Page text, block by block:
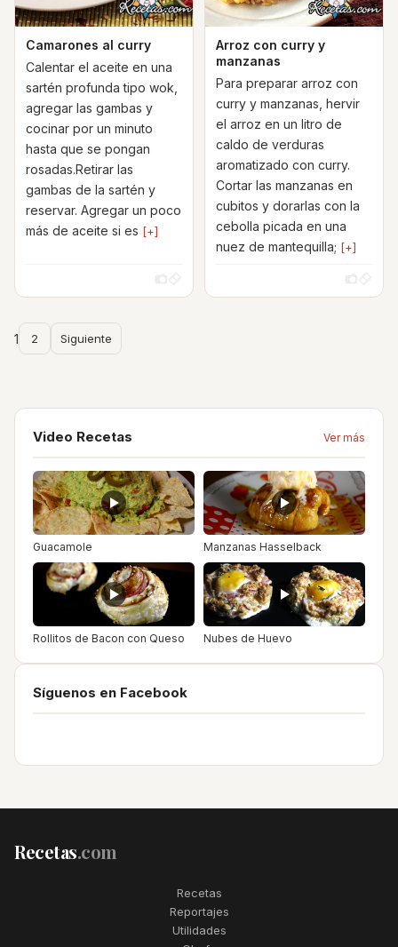
Camarones al curry
Calentar el aceite en una
sartén profunda tipo wok,
agregar las gambas y
cocinar por un minuto
hasta que se pongan
rosadas.Retirar las
gambas de la sartén y
reservar. Agregar un poco
más de aceite si es [+]
Arroz con curry y
manzanas
Para preparar arroz con
curry y manzanas, hervir
el arroz en un litro de
caldo de verduras
aromatizado con curry.
Cortar las manzanas en
cubitos y dorarlas con la
cebolla picada en una
nuez de mantequilla; [+]
1 2 Siguiente
Video Recetas Ver más
Guacamole Manzanas Hasselback
Rollitos de Bacon con Queso Nubes de Huevo
Síguenos en Facebook
Recetas.com
Recetas
Reportajes
Utilidades